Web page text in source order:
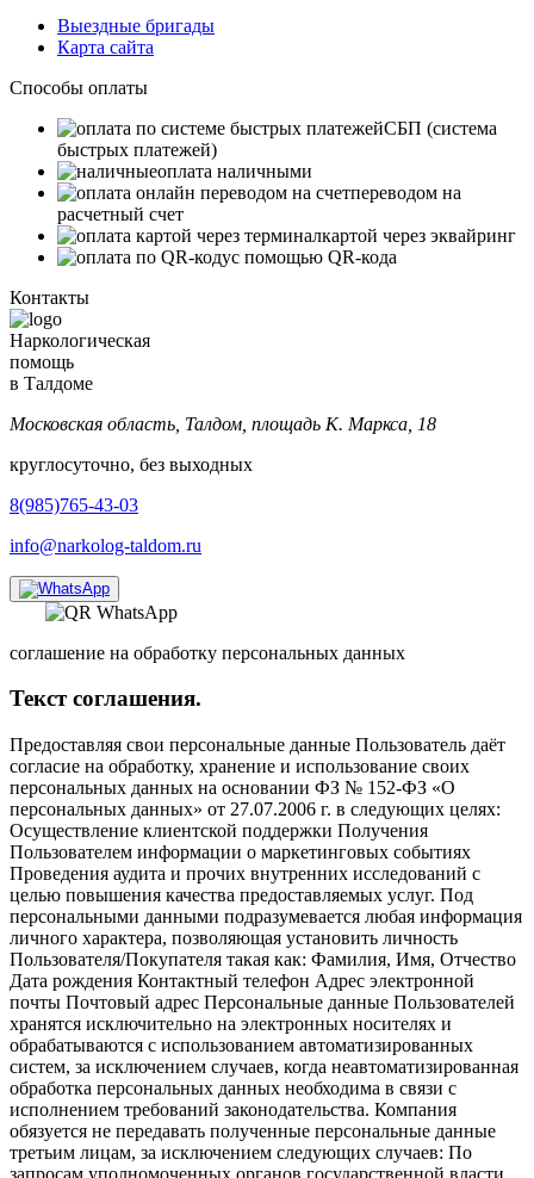
Выездные бригады
Карта сайта
Способы оплаты
СБП (система
быстрых платежей)
оплата наличными
переводом на
расчетный счет
картой через эквайринг
с помощью QR-кода
Контакты
Наркологическая
помощь
в Талдоме
Московская область, Талдом, площадь К. Маркса, 18
круглосуточно, без выходных
8(985)765-43-03
info@narkolog-taldom.ru
соглашение на обработку персональных данных
Текст соглашения.
Предоставляя свои персональные данные Пользователь даёт
согласие на обработку, хранение и использование своих
персональных данных на основании ФЗ № 152-ФЗ «О
персональных данных» от 27.07.2006 г. в следующих целях:
Осуществление клиентской поддержки Получения
Пользователем информации о маркетинговых событиях
Проведения аудита и прочих внутренних исследований с
целью повышения качества предоставляемых услуг. Под
персональными данными подразумевается любая информация
личного характера, позволяющая установить личность
Пользователя/Покупателя такая как: Фамилия, Имя, Отчество
Дата рождения Контактный телефон Адрес электронной
почты Почтовый адрес Персональные данные Пользователей
хранятся исключительно на электронных носителях и
обрабатываются с использованием автоматизированных
систем, за исключением случаев, когда неавтоматизированная
обработка персональных данных необходима в связи с
исполнением требований законодательства. Компания
обязуется не передавать полученные персональные данные
третьим лицам, за исключением следующих случаев: По
запросам уполномоченных органов государственной власти